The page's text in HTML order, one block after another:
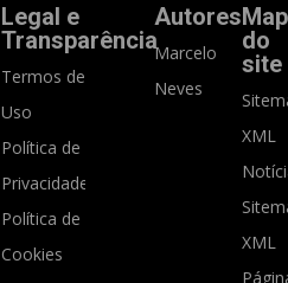
Legal e
Transparência
Termos de
Uso
Política de
Privacidade
Política de
Cookies
Autores
Marcelo
Neves
do
site
XML
XML